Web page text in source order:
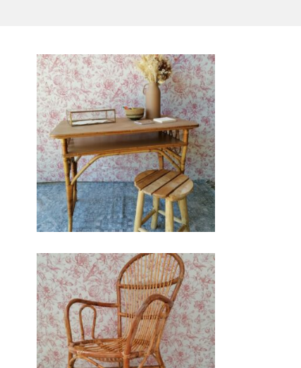
Bureau rotin Gabin
36,00€
Chaise en rotin Julia
13,00€